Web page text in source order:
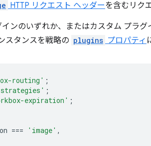
HTTP リクエスト ヘッダーを含むリク
ンのいずれか、またはカスタム プラグ
スタンスを戦略の plugins プロパティ
routing' ;
strategies' ;
expiration' ;
=== 'image' ,